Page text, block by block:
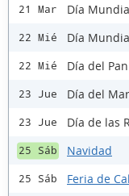
21 Mar Día
22 Mié Día
22 Mié Día del
23 Jue Día del
23 Jue Día de las
25 Sáb Navidad
25 Sáb Feria de